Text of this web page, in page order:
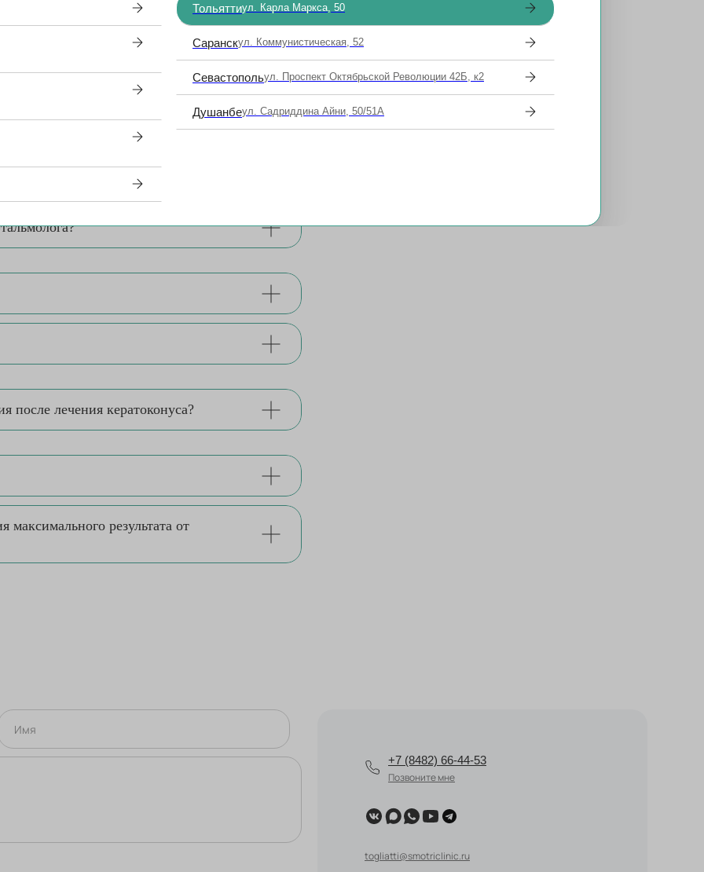
зрения?
зрения
(бабушка/ дедушка/ сестра/тетя)
после лечения кератоконуса?
результата от
togliatti@smotriclinic.ru
Позвоните мне
+7 (8482) 66-44-53
Тольяттиул. Карла Маркса, 50
Саранскул. Коммунистическая, 52
Севастопольул. Проспект Октябрьской Революции 42Б, к2
Душанбеул. Садриддина Айни, 50/51А